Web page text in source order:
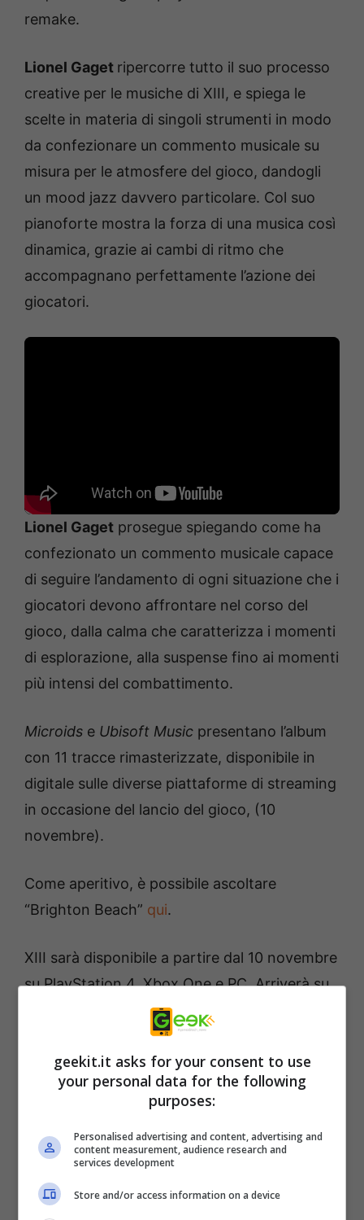
remake.
Lionel Gaget ripercorre tutto il suo processo
creative per le musiche di XIII, e spiega le
scelte in materia di singoli strumenti in modo
da confezionare un commento musicale su
misura per le atmosfere del gioco, dandogli
un mood jazz davvero particolare. Col suo
pianoforte mostra la forza di una musica così
dinamica, grazie ai cambi di ritmo che
accompagnano perfettamente l’azione dei
giocatori.
Lionel Gaget prosegue spiegando come ha
confezionato un commento musicale capace
di seguire l’andamento di ogni situazione che i
giocatori devono affrontare nel corso del
gioco, dalla calma che caratterizza i momenti
di esplorazione, alla suspense fino ai momenti
più intensi del combattimento.
Microids e Ubisoft Music presentano l’album
con 11 tracce rimasterizzate, disponibile in
digitale sulle diverse piattaforme di streaming
in occasione del lancio del gioco, (10
novembre).
Come aperitivo, è possibile ascoltare
“Brighton Beach” qui.
XIII sarà disponibile a partire dal 10 novembre
su PlayStation 4, Xbox One e PC. Arriverà su
Nintendo Switch nel 2021.
La trama di XIII:
Il Paese è ancora sotto shock dopo l’omicidio
del presidente Sheridan.
geekit.it asks for your consent to use
your personal data for the following
purposes:
Personalised advertising and content, advertising and
content measurement, audience research and
services development
Store and/or access information on a device